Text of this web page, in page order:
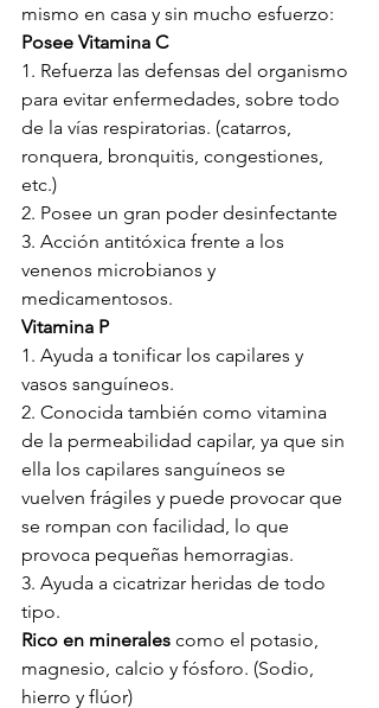
mismo en casa y sin mucho esfuerzo:
Posee Vitamina C
1. Refuerza las defensas del organismo
para evitar enfermedades, sobre todo
de la vías respiratorias. (catarros,
ronquera, bronquitis, congestiones,
etc.)
2. Posee un gran poder desinfectante
3. Acción antitóxica frente a los
venenos microbianos y
medicamentosos.
Vitamina P
1. Ayuda a tonificar los capilares y
vasos sanguíneos.
2. Conocida también como vitamina
de la permeabilidad capilar, ya que sin
ella los capilares sanguíneos se
vuelven frágiles y puede provocar que
se rompan con facilidad, lo que
provoca pequeñas hemorragias.
3. Ayuda a cicatrizar heridas de todo
tipo.
Rico en minerales como el potasio,
magnesio, calcio y fósforo. (Sodio,
hierro y flúor)